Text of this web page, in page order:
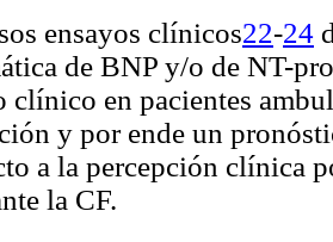
ensayos clínicos22-24
de BNP y/o de NT-
clínico en pacientes
y por ende un
a la percepción clínica
la CF.